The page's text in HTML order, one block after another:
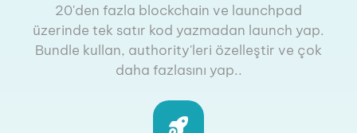
20'den fazla blockchain ve launchpad
üzerinde tek satır kod yazmadan launch yap.
Bundle kullan, authority'leri özelleştir ve çok
daha fazlasını yap..